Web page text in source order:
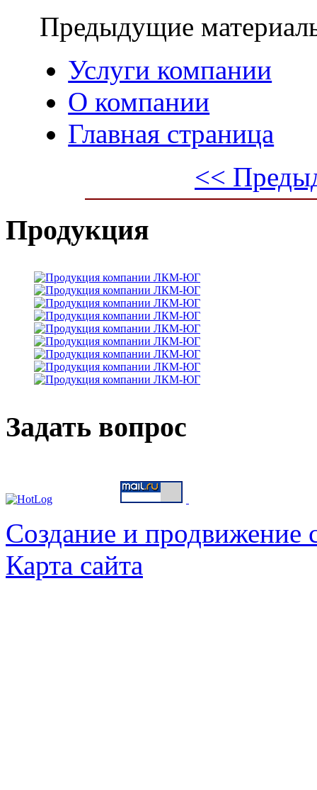
Предыдущие
Услуги компании
О компании
Главная страница
<<
Продукция
Задать вопрос
Создание и продвижение
Карта сайта